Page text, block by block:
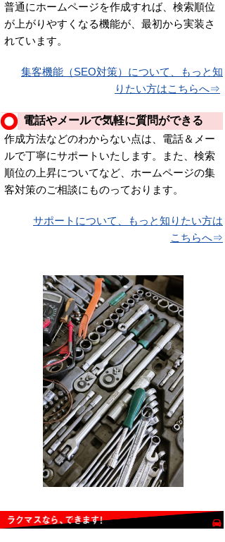
普通にホームページを作成すれば、検索順位
が上がりやすくなる機能が、最初から実装さ
れています。
集客機能（SEO対策）について、もっと知
りたい方はこちらへ⇒
電話やメールで気軽に質問ができる
作成方法などのわからない点は、電話＆メー
ルで丁寧にサポートいたします。また、検索
順位の上昇についてなど、ホームページの集
客対策のご相談にものっております。
サポートについて、もっと知りたい方は
こちらへ⇒